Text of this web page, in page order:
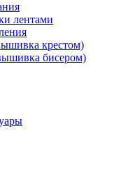
лентами
крестом)
бисером)